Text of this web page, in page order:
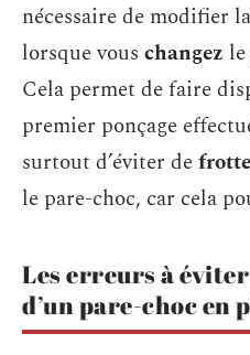
nécessaire de modifier
lorsque vous changez
Cela permet de faire
premier ponçage
surtout d’éviter de
le pare-choc, car cela
Les erreurs à
d’un pare-choc en